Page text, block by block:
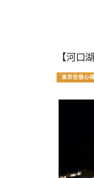
【河口
東京住宿心得